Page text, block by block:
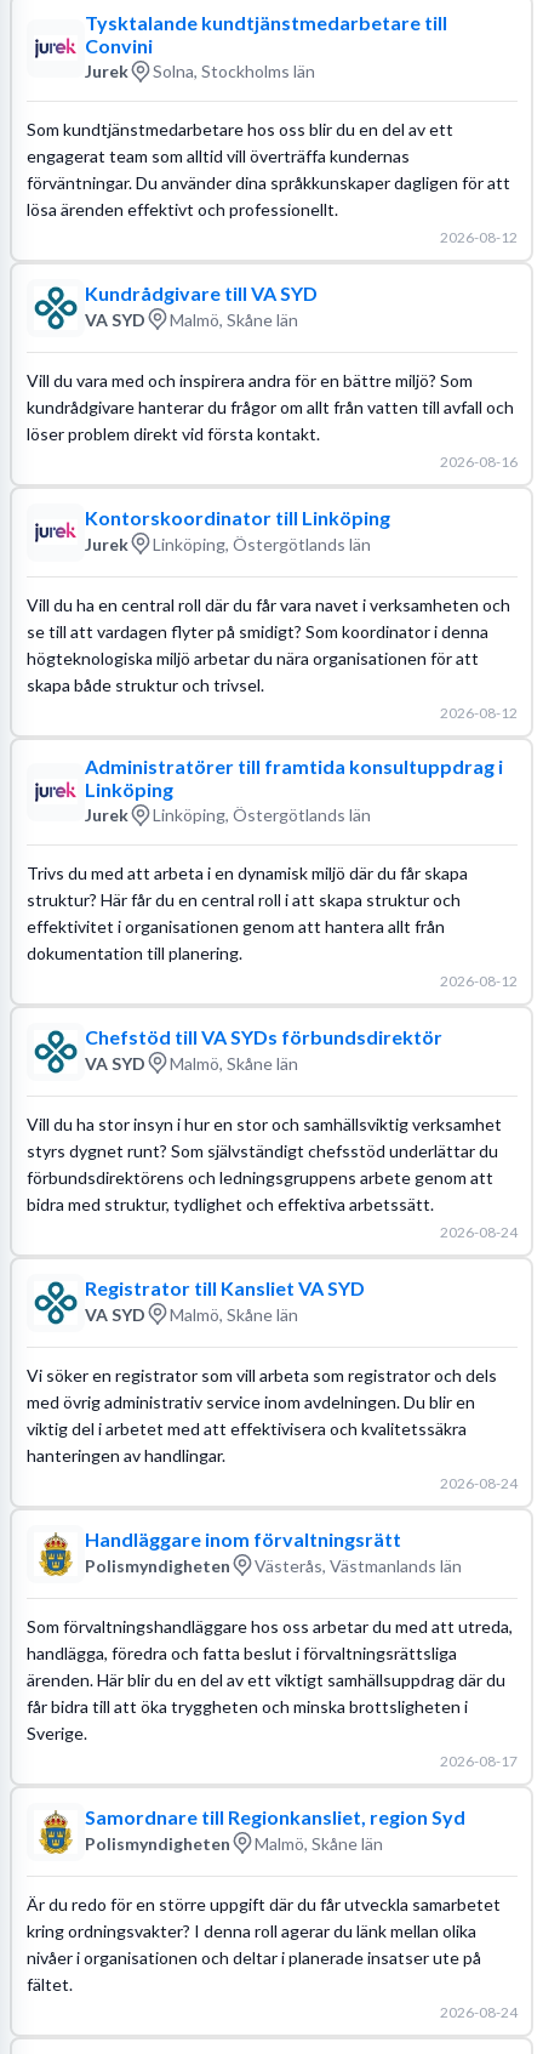
Tysktalande kundtjänstmedarbetare till
Convini
Jurek Solna, Stockholms län
Som kundtjänstmedarbetare hos oss blir du en del av ett
engagerat team som alltid vill överträffa kundernas
förväntningar. Du använder dina språkkunskaper dagligen för att
lösa ärenden effektivt och professionellt.
2026-08-12
Kundrådgivare till VA SYD
VA SYD Malmö, Skåne län
Vill du vara med och inspirera andra för en bättre miljö? Som
kundrådgivare hanterar du frågor om allt från vatten till avfall och
löser problem direkt vid första kontakt.
2026-08-16
Kontorskoordinator till Linköping
Jurek Linköping, Östergötlands län
Vill du ha en central roll där du får vara navet i verksamheten och
se till att vardagen flyter på smidigt? Som koordinator i denna
högteknologiska miljö arbetar du nära organisationen för att
skapa både struktur och trivsel.
2026-08-12
Administratörer till framtida konsultuppdrag i
Linköping
Jurek Linköping, Östergötlands län
Trivs du med att arbeta i en dynamisk miljö där du får skapa
struktur? Här får du en central roll i att skapa struktur och
effektivitet i organisationen genom att hantera allt från
dokumentation till planering.
2026-08-12
Chefstöd till VA SYDs förbundsdirektör
VA SYD Malmö, Skåne län
Vill du ha stor insyn i hur en stor och samhällsviktig verksamhet
styrs dygnet runt? Som självständigt chefsstöd underlättar du
förbundsdirektörens och ledningsgruppens arbete genom att
bidra med struktur, tydlighet och effektiva arbetssätt.
2026-08-24
Registrator till Kansliet VA SYD
VA SYD Malmö, Skåne län
Vi söker en registrator som vill arbeta som registrator och dels
med övrig administrativ service inom avdelningen. Du blir en
viktig del i arbetet med att effektivisera och kvalitetssäkra
hanteringen av handlingar.
2026-08-24
Handläggare inom förvaltningsrätt
Polismyndigheten Västerås, Västmanlands län
Som förvaltningshandläggare hos oss arbetar du med att utreda,
handlägga, föredra och fatta beslut i förvaltningsrättsliga
ärenden. Här blir du en del av ett viktigt samhällsuppdrag där du
får bidra till att öka tryggheten och minska brottsligheten i
Sverige.
2026-08-17
Samordnare till Regionkansliet, region Syd
Polismyndigheten Malmö, Skåne län
Är du redo för en större uppgift där du får utveckla samarbetet
kring ordningsvakter? I denna roll agerar du länk mellan olika
nivåer i organisationen och deltar i planerade insatser ute på
fältet.
2026-08-24